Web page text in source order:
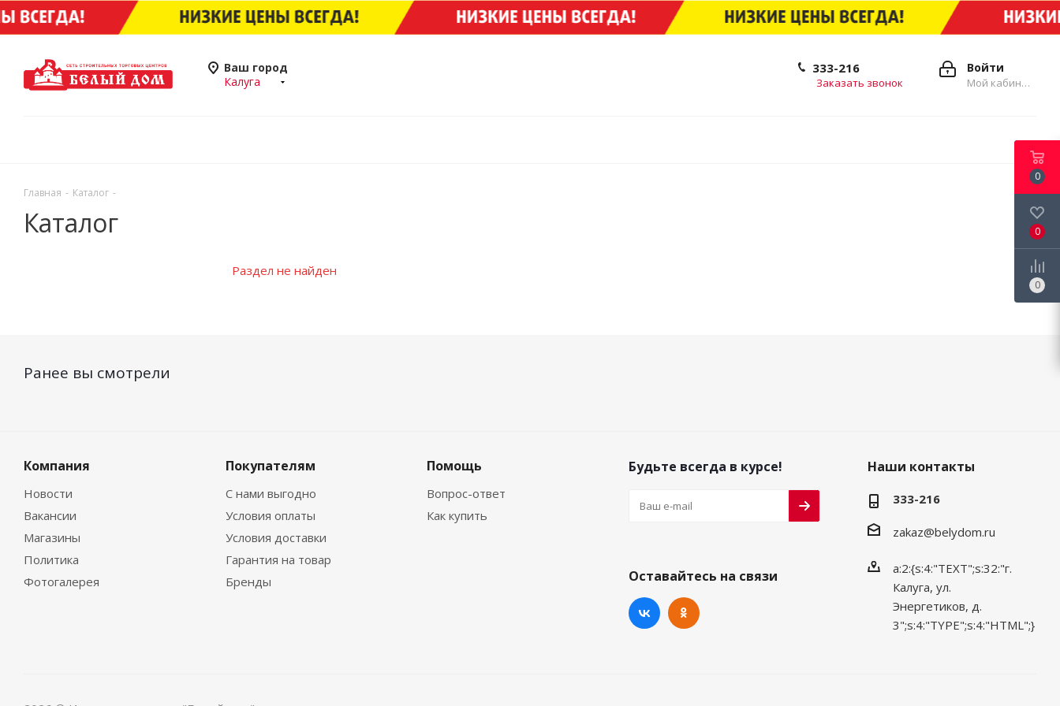
Ваш город
Калуга
Войти
Мой кабинет
333-216
Заказать звонок
Главная - Каталог -
Каталог
Раздел не найден
Ранее вы смотрели
Компания
Новости
Вакансии
Магазины
Политика
Фотогалерея
Покупателям
С нами выгодно
Условия оплаты
Условия доставки
Гарантия на товар
Бренды
Помощь
Вопрос-ответ
Как купить
Будьте всегда в курсе!
Оставайтесь на связи
Наши контакты
333-216
zakaz@belydom.ru
a:2:{s:4:"TEXT";s:32:"г.
Калуга, ул.
Энергетиков, д.
3";s:4:"TYPE";s:4:"HTML";}
0
0
0